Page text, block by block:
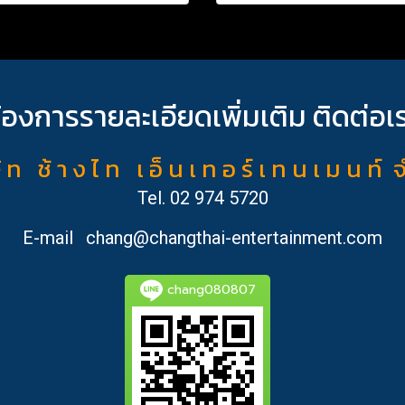
งการรายละเอียดเพิ่มเติม ติดต่อเ
ท ช้ า ง ไ ท เ อ็ น เ ท อ ร์ เ ท น เ ม น ท์
Tel. 02 974 5720
E-mail
chang@changthai-entertainment.com
chang080807